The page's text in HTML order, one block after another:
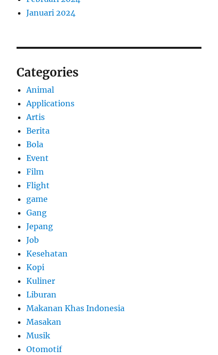
Januari 2024
Categories
Animal
Applications
Artis
Berita
Bola
Event
Film
Flight
game
Gang
Jepang
Job
Kesehatan
Kopi
Kuliner
Liburan
Makanan Khas Indonesia
Masakan
Musik
Otomotif